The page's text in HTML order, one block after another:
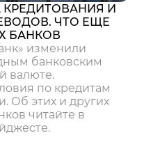
И
ЧТО ЕЩЕ
БАНКОВ
изменили
банковским
валюте.
по кредитам
Об этих и других
читайте в